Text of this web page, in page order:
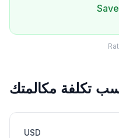
تكلفة مكالمتك
USD